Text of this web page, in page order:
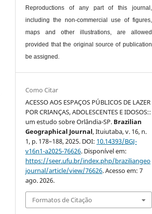
Reproductions of any part of this journal,
including the non-commercial use of figures,
maps and other illustrations, are allowed
provided that the original source of publication
be assigned.
Como Citar
ACESSO AOS ESPAÇOS PÚBLICOS DE LAZER
POR CRIANÇAS, ADOLESCENTES E IDOSOS::
um estudo sobre Orlândia-SP. Brazilian
Geographical Journal, Ituiutaba, v. 16, n.
1, p. 178–188, 2025. DOI: 10.14393/BGJ-
v16n1-a2025-76626. Disponível em:
https://seer.ufu.br/index.php/braziliangeo
journal/article/view/76626. Acesso em: 7
ago. 2026.
Formatos de Citação